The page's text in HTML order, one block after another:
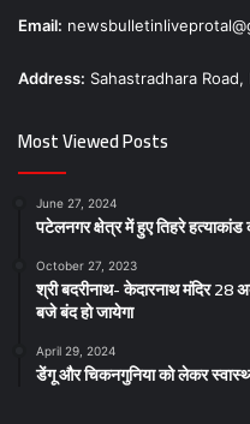
Email:
Address: Sahastradhara
Most Viewed Posts
June 27, 2024
पटेलनगर क्षेत्र में हुए तिहरे
October 27, 2023
श्री बदरीनाथ- केदारनाथ मंदिर
बजे बंद हो जायेगा
April 29, 2024
डेंगू और चिकनगुनिया को लेकर